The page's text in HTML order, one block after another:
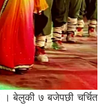
। बेलुकी ७ बजेपछी चर्चित